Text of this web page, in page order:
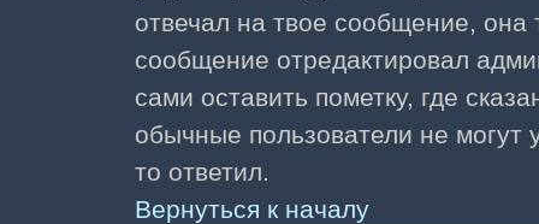
отвечал на твое сообщение, она
сообщение отредактировал
сами оставить пометку, где
обычные пользователи не могут
то ответил.
Вернуться к началу